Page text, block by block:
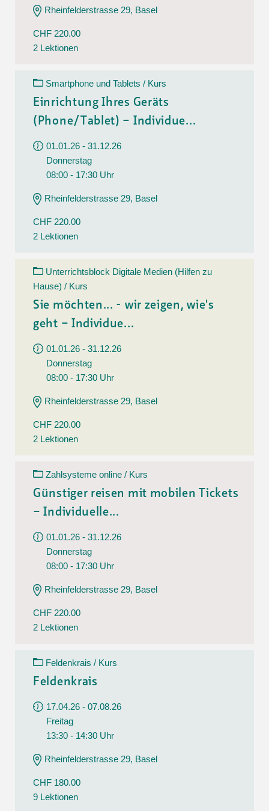
Rheinfelderstrasse 29, Basel
CHF 220.00
2 Lektionen
Smartphone und Tablets / Kurs
Einrichtung Ihres Geräts
(Phone/Tablet) – Individue...
01.01.26 - 31.12.26
Donnerstag
08:00 - 17:30 Uhr
Rheinfelderstrasse 29, Basel
CHF 220.00
2 Lektionen
Unterrichtsblock Digitale Medien (Hilfen zu
Hause) / Kurs
Sie möchten... - wir zeigen, wie's
geht – Individue...
01.01.26 - 31.12.26
Donnerstag
08:00 - 17:30 Uhr
Rheinfelderstrasse 29, Basel
CHF 220.00
2 Lektionen
Zahlsysteme online / Kurs
Günstiger reisen mit mobilen Tickets
– Individuelle...
01.01.26 - 31.12.26
Donnerstag
08:00 - 17:30 Uhr
Rheinfelderstrasse 29, Basel
CHF 220.00
2 Lektionen
Feldenkrais / Kurs
Feldenkrais
17.04.26 - 07.08.26
Freitag
13:30 - 14:30 Uhr
Rheinfelderstrasse 29, Basel
CHF 180.00
9 Lektionen